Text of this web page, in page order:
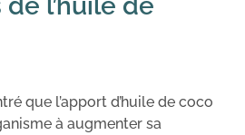
que l’apport d’huile de coco
à augmenter sa